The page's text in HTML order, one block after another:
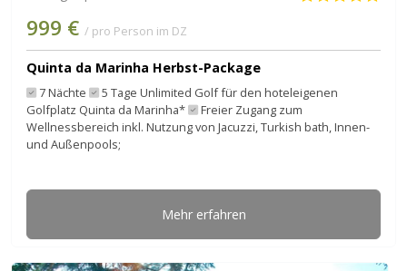
999 € / pro Person im DZ
Quinta da Marinha Herbst-Package
7 Nächte
5 Tage Unlimited Golf für den hoteleigenen
Golfplatz Quinta da Marinha*
Freier Zugang zum
Wellnessbereich inkl. Nutzung von Jacuzzi, Turkish bath, Innen-
und Außenpools;
Mehr erfahren